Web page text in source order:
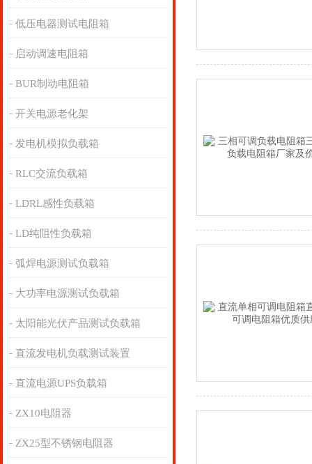
低压电器测试电阻箱
启动调速电阻箱
BUR制动电阻箱
开关电源老化架
发电机模拟负载箱
RLC交流负载箱
LDRL感性负载箱
LD纯阻性负载箱
弧焊电源测试负载箱
大功率电源测试负载箱
太阳能光伏产品测试负载箱
直流发电机负载测试装置
直流电源UPS负载箱
ZX10电阻器
ZX25型不锈钢电阻器